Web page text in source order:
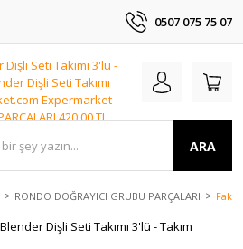
0507 075 75 07
ARA
RONDO DOĞRAYICI GRUBU PARÇALARI Fakir